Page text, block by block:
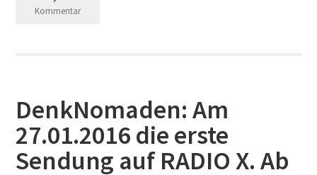
Kommentar
DenkNomaden: Am
27.01.2016 die erste
Sendung auf RADIO X. Ab